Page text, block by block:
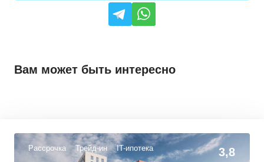
Вам может быть интересно
Рассрочка Трейд-ин IT-ипотека 3,8